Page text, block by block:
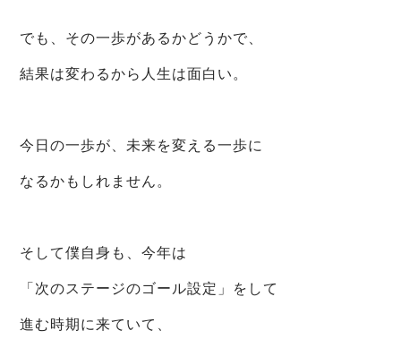
でも、その一歩があるかどうかで、
結果は変わるから人生は面白い。
今日の一歩が、未来を変える一歩に
なるかもしれません。
そして僕自身も、今年は
「次のステージのゴール設定」をして
進む時期に来ていて、